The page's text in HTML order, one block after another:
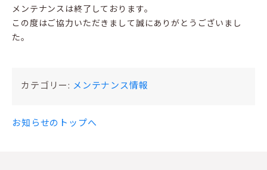
メンテナンスは終了しております。
この度はご協力いただきまして誠にありがとうございまし
た。
カテゴリー: メンテナンス情報
お知らせのトップへ